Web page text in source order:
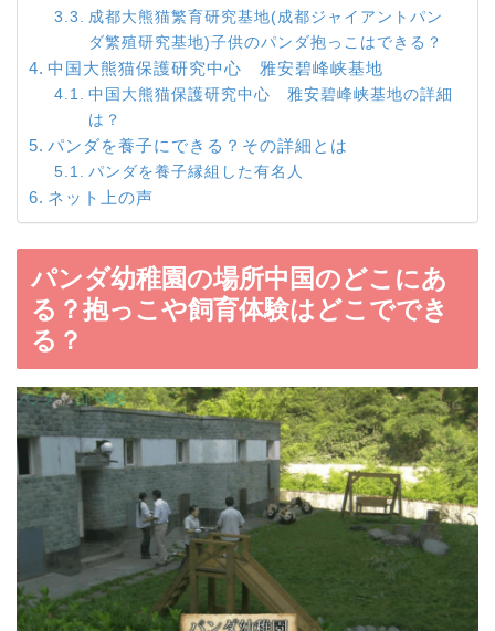
成都大熊猫繁育研究基地(成都ジャイアントパン
ダ繁殖研究基地)子供のパンダ抱っこはできる？
中国大熊猫保護研究中心 雅安碧峰峡基地
中国大熊猫保護研究中心 雅安碧峰峡基地の詳細
は？
パンダを養子にできる？その詳細とは
パンダを養子縁組した有名人
ネット上の声
パンダ幼稚園の場所中国のどこにあ
る？抱っこや飼育体験はどこででき
る？